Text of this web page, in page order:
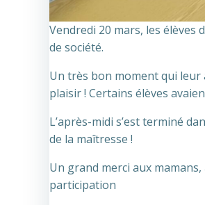
Vendredi 20 mars, les
de société.
Un très bon moment qui
plaisir ! Certains élèves
L’après-midi s’est terminé
de la maîtresse !
Un grand merci aux
participation